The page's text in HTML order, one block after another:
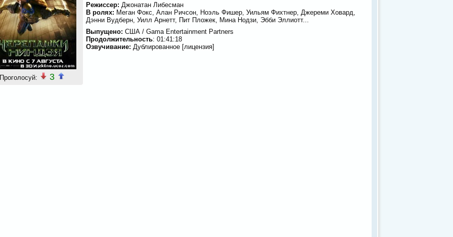
3
Режиссер: Джонатан Либесман
В ролях: Меган Фокс, Алан Ричсон, Ноэль Фишер, Уильям Фихтнер, Джереми Ховард,
Дэнни Вудберн, Уилл Арнетт, Пит Пложек, Мина Нодзи, Эбби Эллиотт...
Выпущено: США / Gama Entertainment Partners
Продолжительность: 01:41:18
Озвучивание: Дублированное [лицензия]